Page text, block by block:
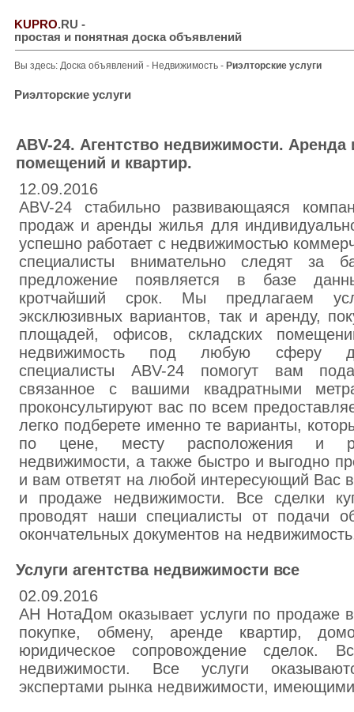
KUPRO.RU -
простая и понятная доска объявлений
Вы здесь: Доска объявлений - Недвижимость - Риэлторские услуги
Риэлторские услуги
АВV-24. Агентство недвижимости.
помещений и квартир.
12.09.2016
ABV-24 стабильно развивающаяся
продаж и аренды жилья для
успешно работает с недвижимостью
специалисты внимательно следят за
предложение появляется в базе
кротчайший срок. Мы предлагаем
эксклюзивных вариантов, так и аренду,
площадей, офисов, складских
недвижимость под любую сферу
специалисты ABV-24 помогут вам
связанное с вашими квадратными
проконсультируют вас по всем
легко подберете именно те варианты,
по цене, месту расположения и
недвижимости, а также быстро и выгодно
и вам ответят на любой интересующий Вас
и продаже недвижимости. Все сделки
проводят наши специалисты от подачи
окончательных документов на
Услуги агентства недвижимости все
02.09.2016
АН НотаДом оказывает услуги по продаже
покупке, обмену, аренде квартир,
юридическое сопровождение сделок.
недвижимости. Все услуги
экспертами рынка недвижимости,